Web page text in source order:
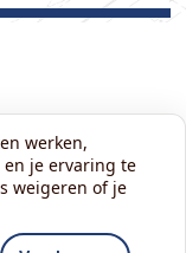
werken,
je ervaring te
weigeren of je